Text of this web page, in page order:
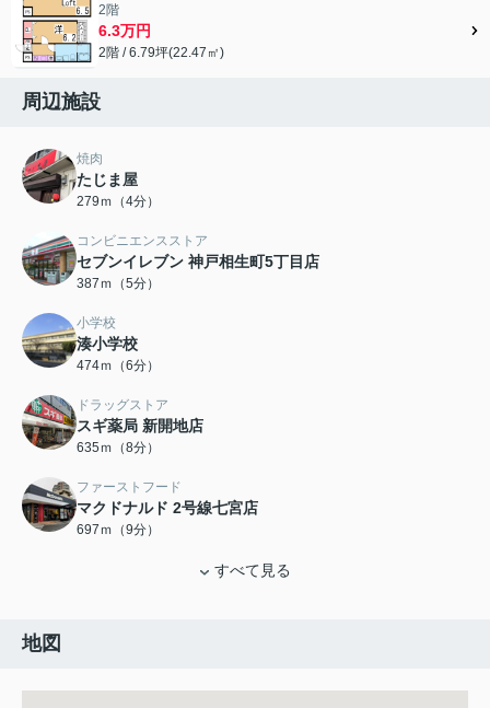
2階
6.3万円
2階 / 6.79坪(22.47㎡)
周辺施設
焼肉
たじま屋
279ｍ（4分）
コンビニエンスストア
セブンイレブン 神戸相生町5丁目店
387ｍ（5分）
小学校
湊小学校
474ｍ（6分）
ドラッグストア
スギ薬局 新開地店
635ｍ（8分）
ファーストフード
マクドナルド 2号線七宮店
697ｍ（9分）
すべて見る
地図